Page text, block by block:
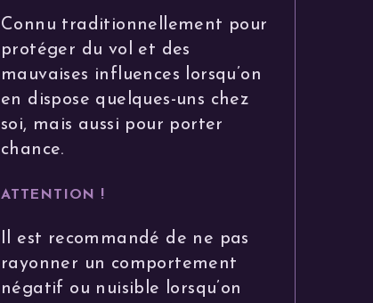
Connu traditionnellement pour
protéger du vol et des
mauvaises influences lorsqu’on
en dispose quelques-uns chez
soi, mais aussi pour porter
chance.
ATTENTION !
Il est recommandé de ne pas
rayonner un comportement
négatif ou nuisible lorsqu’on